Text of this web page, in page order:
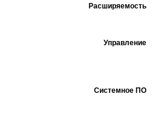
Расширяемость
Управление
Системное ПО